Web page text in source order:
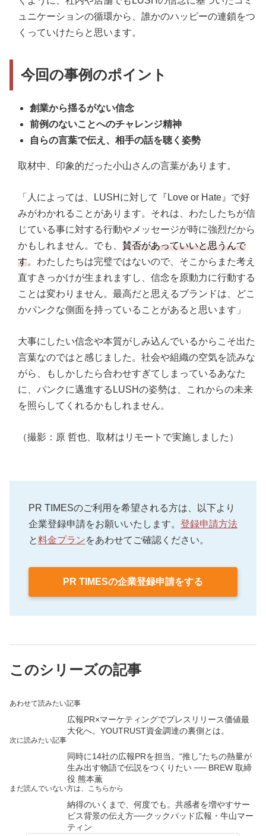
ュニケーションの循環から、誰かのハッピーの連鎖をつ
くっていけたらと思います。
今回の事例のポイント
創業から揺るがない信念
前例のないことへのチャレンジ精神
自らの言葉で伝え、相手の話を聴く姿勢
取材中、印象的だった小山さんの言葉があります。
「人によっては、LUSHに対して『Love or Hate』で好
みがわかれることがあります。それは、わたしたちが信
じている事に対する行動やメッセージが時に強烈だから
かもしれません。でも、 賛否があっていいと思うんで
す。わたしたちは完璧ではないので、そこからまた考え
直すきっかけが生まれますし、信念を原動力に行動する
ことは変わりません。最高だと思えるブランドは、どこ
かパンクな側面を持っていることがあると思います」
大事にしたい信念や本質がしみ込んでいるからこそ出た
言葉なのではと感じました。社会や組織の空気を読みな
がら、もしかしたら合わせすぎてしまっているあなた
に、パンクに邁進するLUSHの姿勢は、これからの未来
を照らしてくれるかもしれません。
（撮影：原 哲也、取材はリモートで実施しました）
PR TIMESのご利用を希望される方は、以下より
企業登録申請をお願いいたします。 登録申請方法
と料金プランをあわせてご確認ください。
PR TIMESの企業登録申請をする
このシリーズの記事
あわせて読みたい記事
広報PR×マーケティングでプレスリリース価値最
大化へ。YOUTRUST資金調達の裏側とは。
次に読みたい記事
同時に14社の広報PRを担当。“推し”たちの熱量が
生み出す物語で伝説をつくりたい ── BREW 取締
役 熊本薫
まだ読んでいない方は、こちらから
納得のいくまで、何度でも。共感者を増やすサー
ビス背景の伝え方──クックパッド広報・牛山マー
ティン